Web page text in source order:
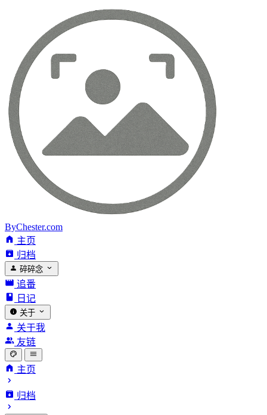
ByChester.com
主页
归档
碎碎念
追番
日记
关于
关于我
友链
主页
归档